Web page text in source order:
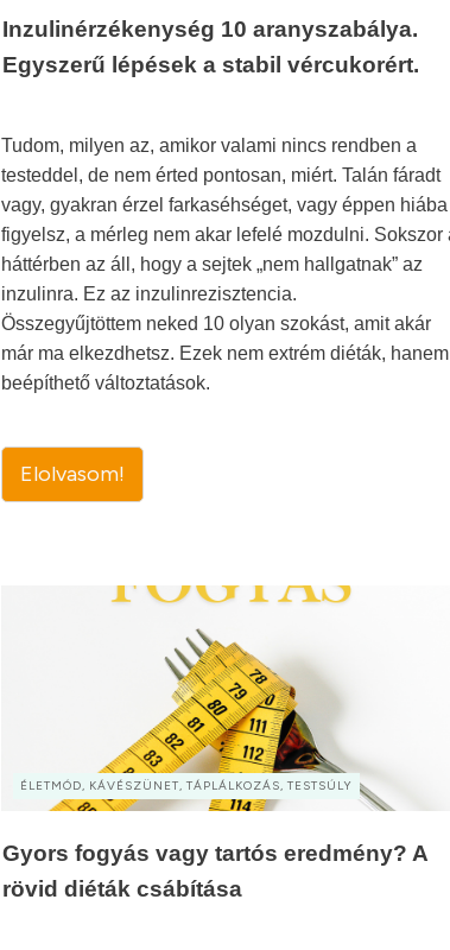
Inzulinérzékenység 10 aranyszabálya.
Egyszerű lépések a stabil vércukorért.
Tudom, milyen az, amikor valami nincs rendben a
testeddel, de nem érted pontosan, miért. Talán fáradt
vagy, gyakran érzel farkaséhséget, vagy éppen hiába
figyelsz, a mérleg nem akar lefelé mozdulni. Sokszor
háttérben az áll, hogy a sejtek „nem hallgatnak” az
inzulinra. Ez az inzulinrezisztencia.
Összegyűjtöttem neked 10 olyan szokást, amit akár
már ma elkezdhetsz. Ezek nem extrém diéták, hanem
beépíthető változtatások.
Elolvasom!
ÉLETMÓD, KÁVÉSZÜNET, TÁPLÁLKOZÁS, TESTSÚLY
Gyors fogyás vagy tartós eredmény? A
rövid diéták csábítása